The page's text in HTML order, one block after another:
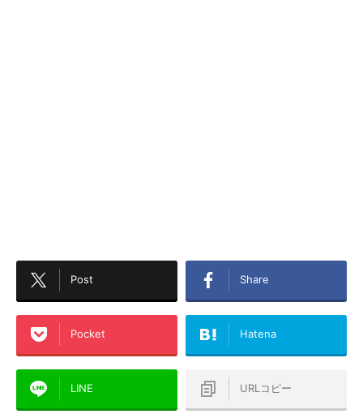
Post Share
Pocket Hatena
LINE URLコピー